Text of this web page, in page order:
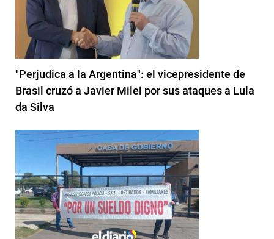
"Perjudica a la Argentina": el vicepresidente de
Brasil cruzó a Javier Milei por sus ataques a Lula
da Silva